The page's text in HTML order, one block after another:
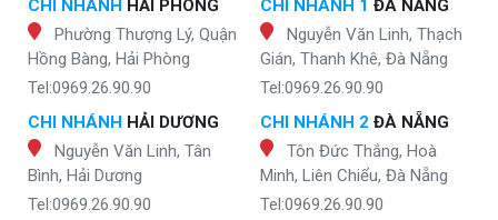
CHI NHÁNH HẢI PHÒNG
Phường Thượng Lý, Quận
Hồng Bàng, Hải Phòng
Tel:0969.26.90.90
CHI NHÁNH HẢI DƯƠNG
Nguyễn Văn Linh, Tân
Bình, Hải Dương
Tel:0969.26.90.90
CHI NHÁNH 1 ĐÀ NẴNG
Nguyễn Văn Linh, Thạch
Gián, Thanh Khê, Đà Nẵng
Tel:0969.26.90.90
CHI NHÁNH 2 ĐÀ NẴNG
Tôn Đức Thắng, Hoà
Minh, Liên Chiểu, Đà Nẵng
Tel:0969.26.90.90